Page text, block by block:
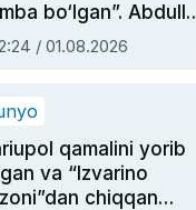
bo‘lgan”. Abdulla
siyosiy
asrab
/ 01.08.2026
qamalini yorib
va “Izvarino
chiqqan